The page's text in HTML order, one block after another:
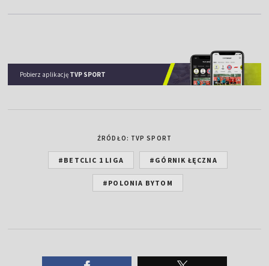
Pobierz aplikację TVP SPORT
ŹRÓDŁO: TVP SPORT
#BETCLIC 1 LIGA #GÓRNIK ŁĘCZNA
#POLONIA BYTOM